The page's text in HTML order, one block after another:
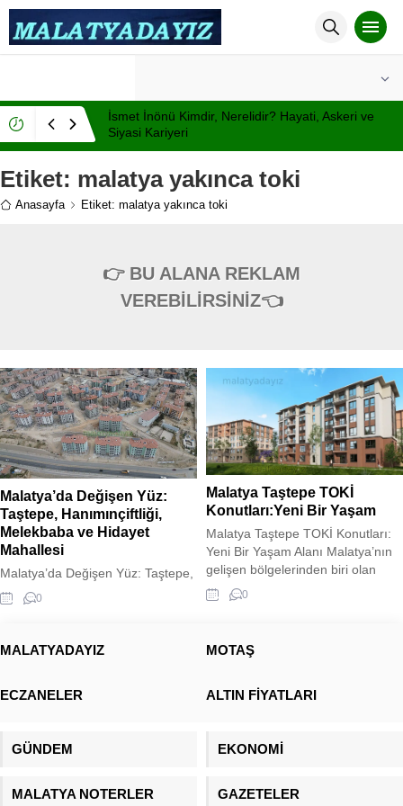
İsmet İnönü Kimdir, Nerelidir? Hayati, Askeri ve
Siyasi Kariyeri
Etiket: malatya yakınca toki
Anasayfa Etiket: malatya yakınca toki
👉 BU ALANA REKLAM
VEREBİLİRSİNİZ👈
Malatya’da Değişen Yüz:
Taştepe, Hanımınçiftliği,
Melekbaba ve Hidayet
Mahallesi
Malatya’da Değişen Yüz: Taştepe,
Hanımınçiftliği, Melekbaba ve
Hidayet Mahallesi Malatya
,Hanımınçiftliği,melekbaba,hidayet
değil 1 yol öncesinde varoş
yükselmesi ile yeni bir çehre
Hanımınçiftliği, Melekbaba ve
0
Malatya Taştepe TOKİ
Konutları:Yeni Bir Yaşam
Malatya Taştepe TOKİ Konutları:
Yeni Bir Yaşam Alanı Malatya’nın
gelişen bölgelerinden biri olan
Taştepe’de, TOKİ tarafından inşa
edilen yeni konutlar, modern
taşıyor. Deprem riski taşıyan
bölgelerde güvenli ve dayanıklı
TOKİ, Taştepe’deki projede de
güvenli yaşam...
0
MALATYADAYIZ MOTAŞ
ECZANELER ALTIN FİYATLARI
GÜNDEM EKONOMİ
MALATYA NOTERLER GAZETELER